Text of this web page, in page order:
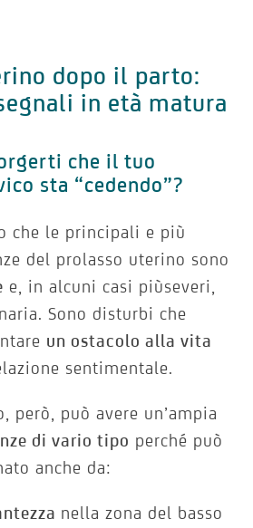
dopo il parto:
in età matura
che il tuo
sta “cedendo”?
che le principali e più
del prolasso uterino sono
e, in alcuni casi piùseveri,
Sono disturbi che
un ostacolo alla vita
sentimentale.
però, può avere un’ampia
di vario tipo perché può
anche da:
nella zona del basso